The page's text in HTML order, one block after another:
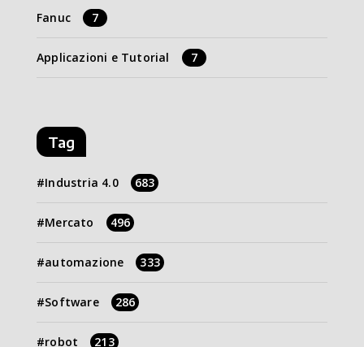
Fanuc 7
Applicazioni e Tutorial 7
Tag
Industria 4.0 683
Mercato 496
automazione 333
Software 286
robot 213